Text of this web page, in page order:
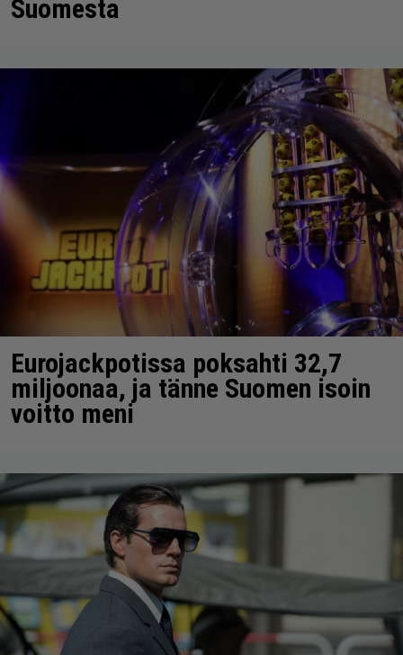
Suomesta
Eurojackpotissa poksahti 32,7
miljoonaa, ja tänne Suomen isoin
voitto meni